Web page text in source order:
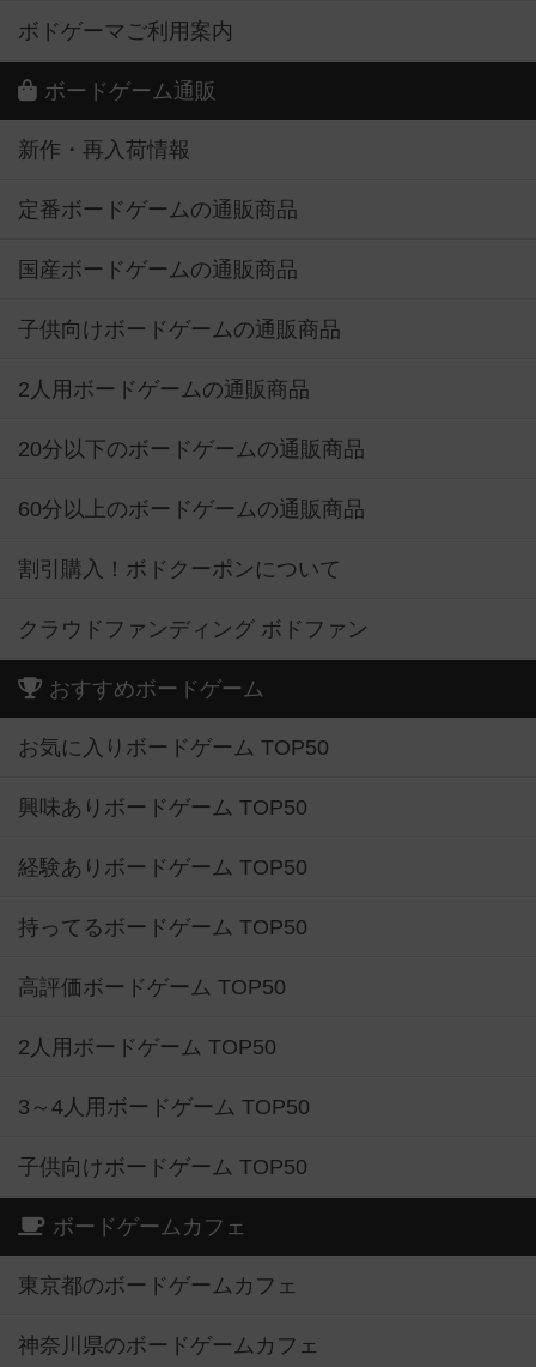
ボドゲーマご利用案内
ボードゲーム通販
新作・再入荷情報
定番ボードゲームの通販商品
国産ボードゲームの通販商品
子供向けボードゲームの通販商品
2人用ボードゲームの通販商品
20分以下のボードゲームの通販商品
60分以上のボードゲームの通販商品
割引購入！ボドクーポンについて
クラウドファンディング ボドファン
おすすめボードゲーム
お気に入りボードゲーム TOP50
興味ありボードゲーム TOP50
経験ありボードゲーム TOP50
持ってるボードゲーム TOP50
高評価ボードゲーム TOP50
2人用ボードゲーム TOP50
3～4人用ボードゲーム TOP50
子供向けボードゲーム TOP50
ボードゲームカフェ
東京都のボードゲームカフェ
神奈川県のボードゲームカフェ